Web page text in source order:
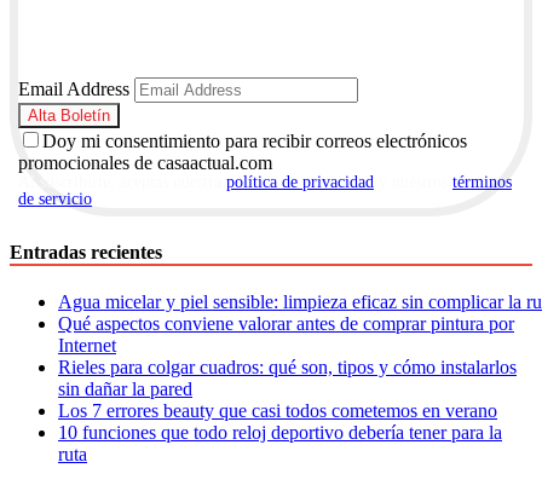
Email Address
Doy mi consentimiento para recibir correos electrónicos
promocionales de casaactual.com
política de privacidad
términos
de servicio
Entradas recientes
Agua micelar y piel sensible: limpieza eficaz sin complicar la
Qué aspectos conviene valorar antes de comprar pintura por
Internet
Rieles para colgar cuadros: qué son, tipos y cómo instalarlos
sin dañar la pared
Los 7 errores beauty que casi todos cometemos en verano
10 funciones que todo reloj deportivo debería tener para la
ruta